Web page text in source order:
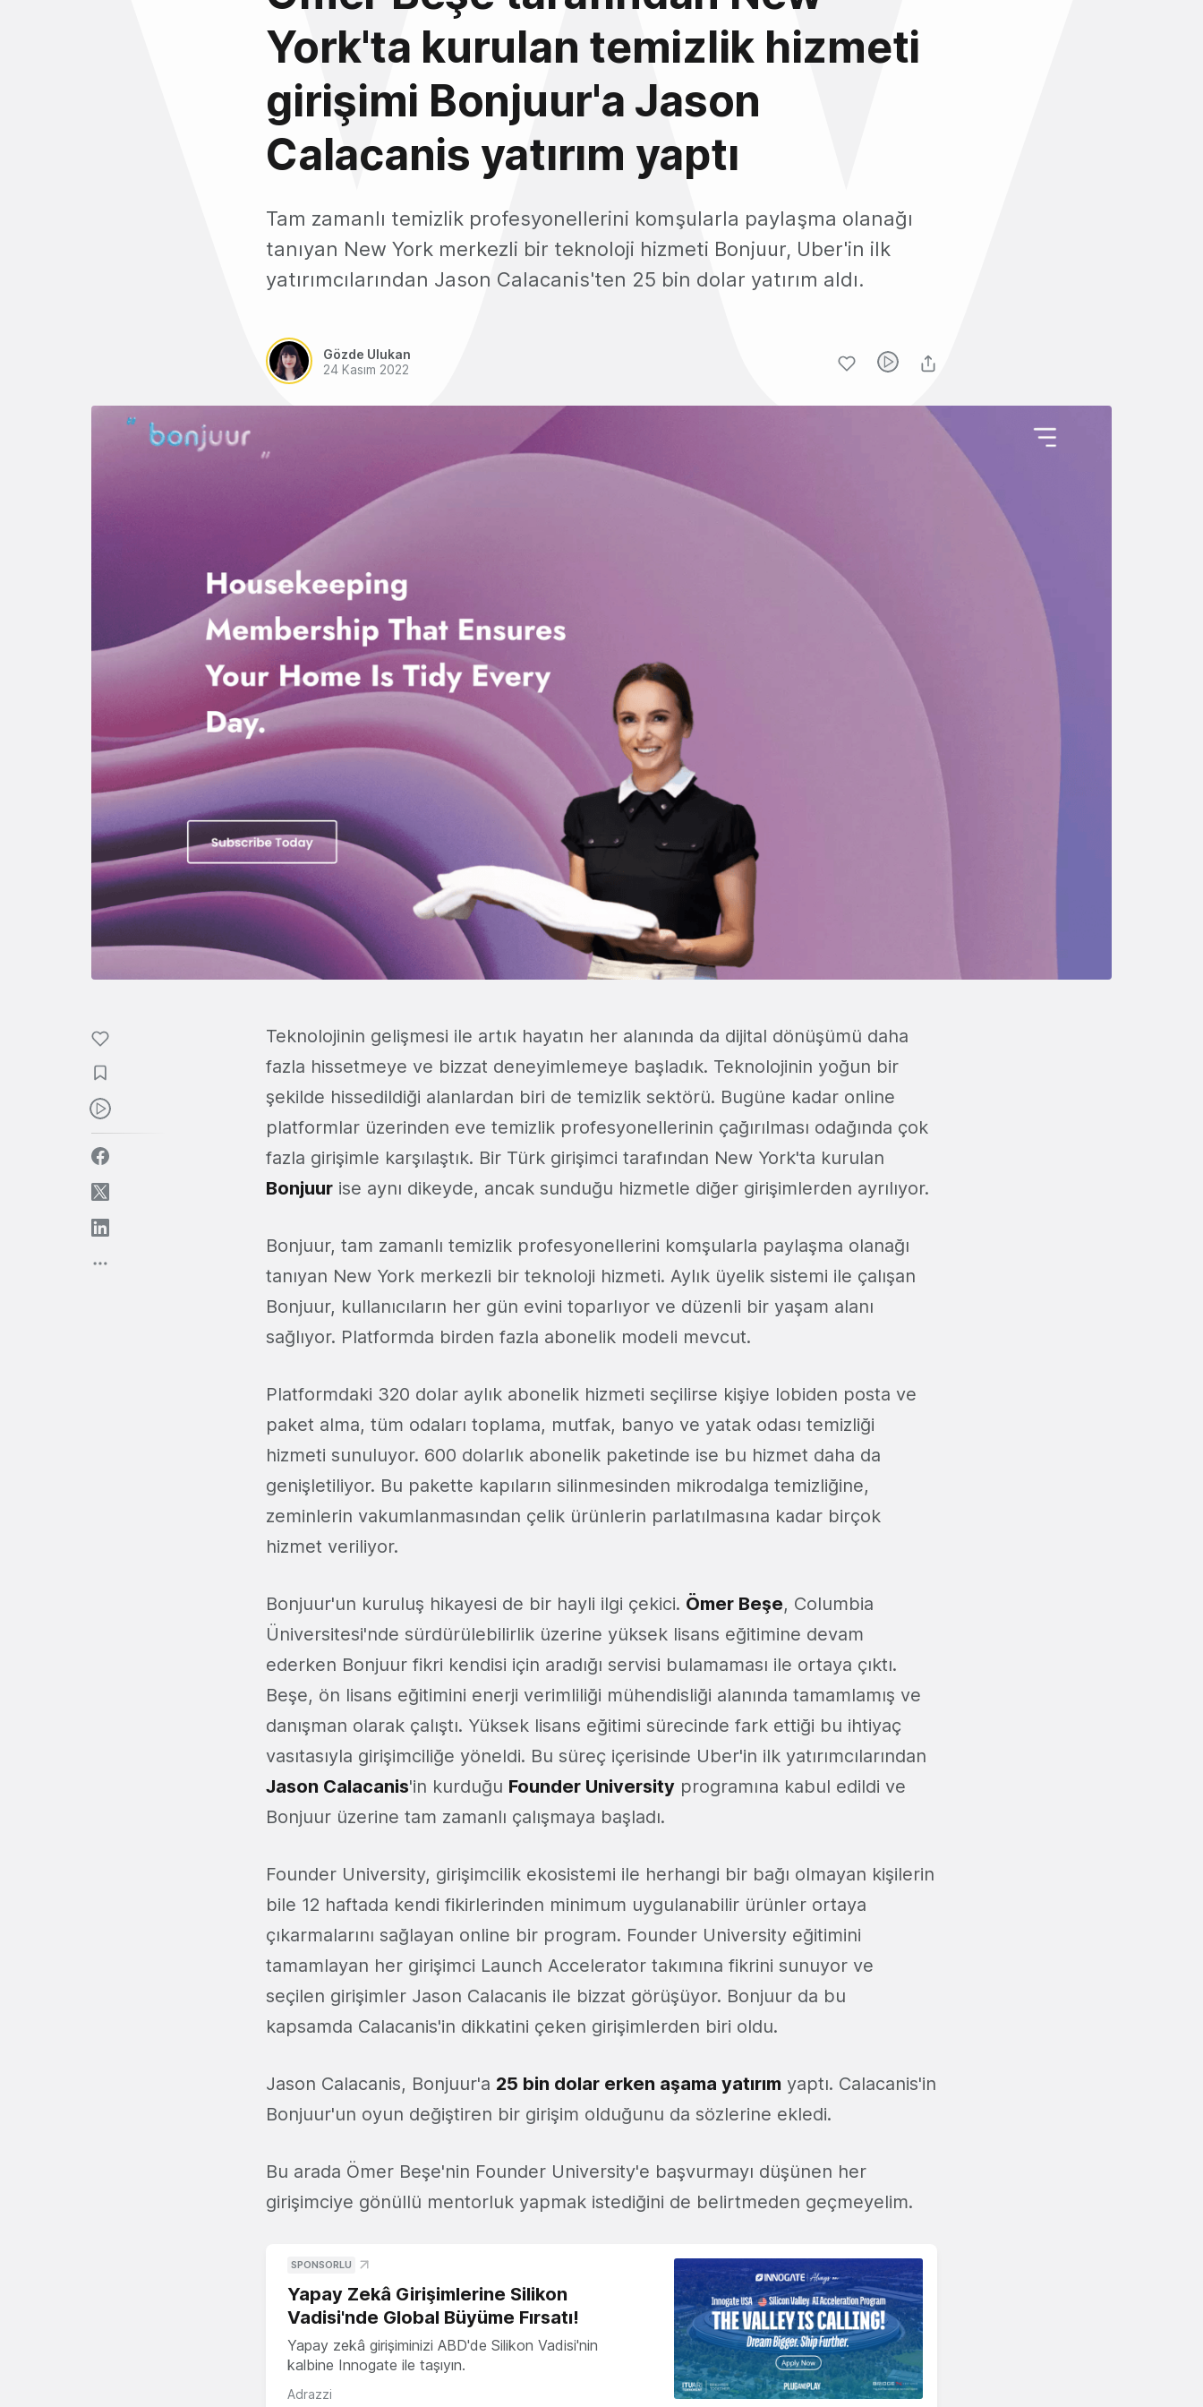
York'ta kurulan temizlik hizmeti
girişimi Bonjuur'a Jason
Calacanis yatırım yaptı
Tam zamanlı temizlik profesyonellerini komşularla paylaşma olanağı
tanıyan New York merkezli bir teknoloji hizmeti Bonjuur, Uber'in ilk
yatırımcılarından Jason Calacanis'ten 25 bin dolar yatırım aldı.
Gözde Ulukan
24 Kasım 2022
Teknolojinin gelişmesi ile artık hayatın her alanında da dijital dönüşümü daha
fazla hissetmeye ve bizzat deneyimlemeye başladık. Teknolojinin yoğun bir
şekilde hissedildiği alanlardan biri de temizlik sektörü. Bugüne kadar online
platformlar üzerinden eve temizlik profesyonellerinin çağırılması odağında çok
fazla girişimle karşılaştık. Bir Türk girişimci tarafından New York'ta kurulan
Bonjuur ise aynı dikeyde, ancak sunduğu hizmetle diğer girişimlerden ayrılıyor.
Bonjuur, tam zamanlı temizlik profesyonellerini komşularla paylaşma olanağı
tanıyan New York merkezli bir teknoloji hizmeti. Aylık üyelik sistemi ile çalışan
Bonjuur, kullanıcıların her gün evini toparlıyor ve düzenli bir yaşam alanı
sağlıyor. Platformda birden fazla abonelik modeli mevcut.
Platformdaki 320 dolar aylık abonelik hizmeti seçilirse kişiye lobiden posta ve
paket alma, tüm odaları toplama, mutfak, banyo ve yatak odası temizliği
hizmeti sunuluyor. 600 dolarlık abonelik paketinde ise bu hizmet daha da
genişletiliyor. Bu pakette kapıların silinmesinden mikrodalga temizliğine,
zeminlerin vakumlanmasından çelik ürünlerin parlatılmasına kadar birçok
hizmet veriliyor.
Bonjuur'un kuruluş hikayesi de bir hayli ilgi çekici. Ömer Beşe, Columbia
Üniversitesi'nde sürdürülebilirlik üzerine yüksek lisans eğitimine devam
ederken Bonjuur fikri kendisi için aradığı servisi bulamaması ile ortaya çıktı.
Beşe, ön lisans eğitimini enerji verimliliği mühendisliği alanında tamamlamış ve
danışman olarak çalıştı. Yüksek lisans eğitimi sürecinde fark ettiği bu ihtiyaç
vasıtasıyla girişimciliğe yöneldi. Bu süreç içerisinde Uber'in ilk yatırımcılarından
Jason Calacanis'in kurduğu Founder University programına kabul edildi ve
Bonjuur üzerine tam zamanlı çalışmaya başladı.
Founder University, girişimcilik ekosistemi ile herhangi bir bağı olmayan kişilerin
bile 12 haftada kendi fikirlerinden minimum uygulanabilir ürünler ortaya
çıkarmalarını sağlayan online bir program. Founder University eğitimini
tamamlayan her girişimci Launch Accelerator takımına fikrini sunuyor ve
seçilen girişimler Jason Calacanis ile bizzat görüşüyor. Bonjuur da bu
kapsamda Calacanis'in dikkatini çeken girişimlerden biri oldu.
Jason Calacanis, Bonjuur'a 25 bin dolar erken aşama yatırım yaptı. Calacanis'in
Bonjuur'un oyun değiştiren bir girişim olduğunu da sözlerine ekledi.
Bu arada Ömer Beşe'nin Founder University'e başvurmayı düşünen her
girişimciye gönüllü mentorluk yapmak istediğini de belirtmeden geçmeyelim.
SPONSORLU
Yapay Zekâ Girişimlerine Silikon
Vadisi'nde Global Büyüme Fırsatı!
Yapay zekâ girişiminizi ABD'de Silikon Vadisi'nin
kalbine Innogate ile taşıyın.
Adrazzi